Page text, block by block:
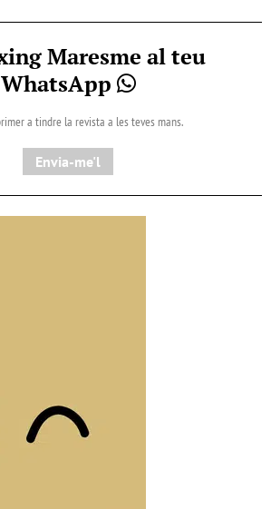
Maresme al teu
WhatsApp
a tindre la revista a les teves mans.
Envia-me'l